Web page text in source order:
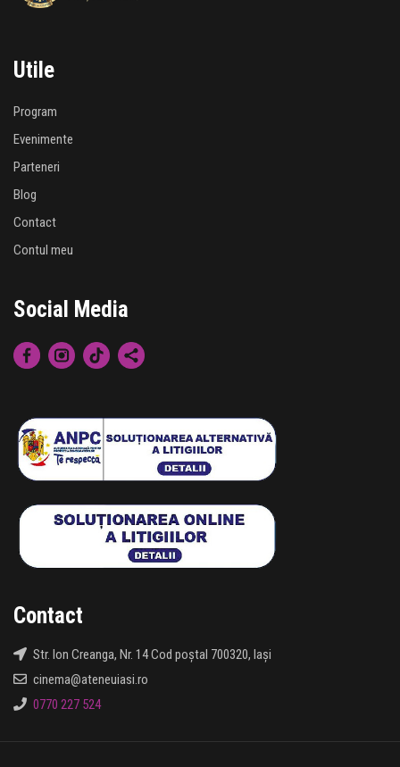
Utile
Program
Evenimente
Parteneri
Blog
Contact
Contul meu
Social Media
Contact
Str. Ion Creanga, Nr. 14 Cod poștal 700320, Iași
cinema@ateneuiasi.ro
0770 227 524